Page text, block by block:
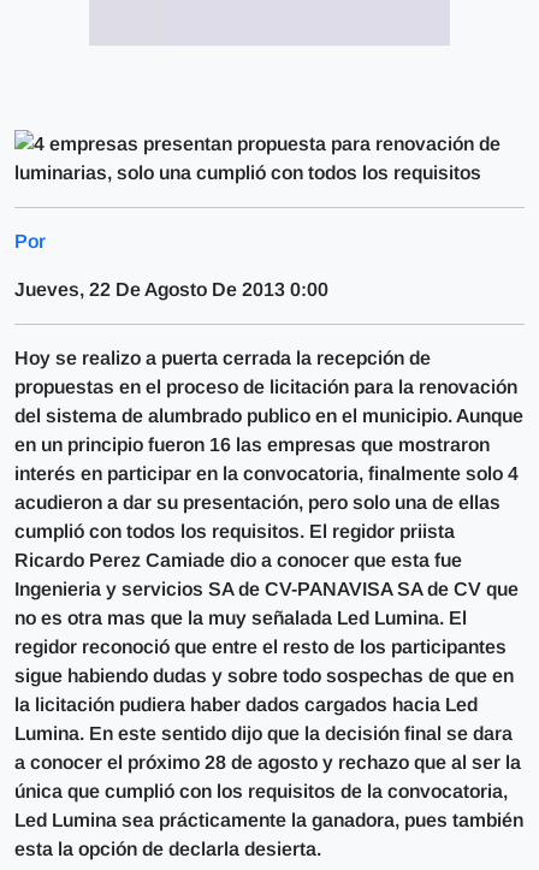
Por
Jueves, 22 De Agosto De 2013 0:00
Hoy se realizo a puerta cerrada la recepción de
propuestas en el proceso de licitación para la renovación
del sistema de alumbrado publico en el municipio. Aunque
en un principio fueron 16 las empresas que mostraron
interés en participar en la convocatoria, finalmente solo 4
acudieron a dar su presentación, pero solo una de ellas
cumplió con todos los requisitos. El regidor priista
Ricardo Perez Camiade dio a conocer que esta fue
Ingenieria y servicios SA de CV-PANAVISA SA de CV que
no es otra mas que la muy señalada Led Lumina. El
regidor reconoció que entre el resto de los participantes
sigue habiendo dudas y sobre todo sospechas de que en
la licitación pudiera haber dados cargados hacia Led
Lumina. En este sentido dijo que la decisión final se dara
a conocer el próximo 28 de agosto y rechazo que al ser la
única que cumplió con los requisitos de la convocatoria,
Led Lumina sea prácticamente la ganadora, pues también
esta la opción de declarla desierta.